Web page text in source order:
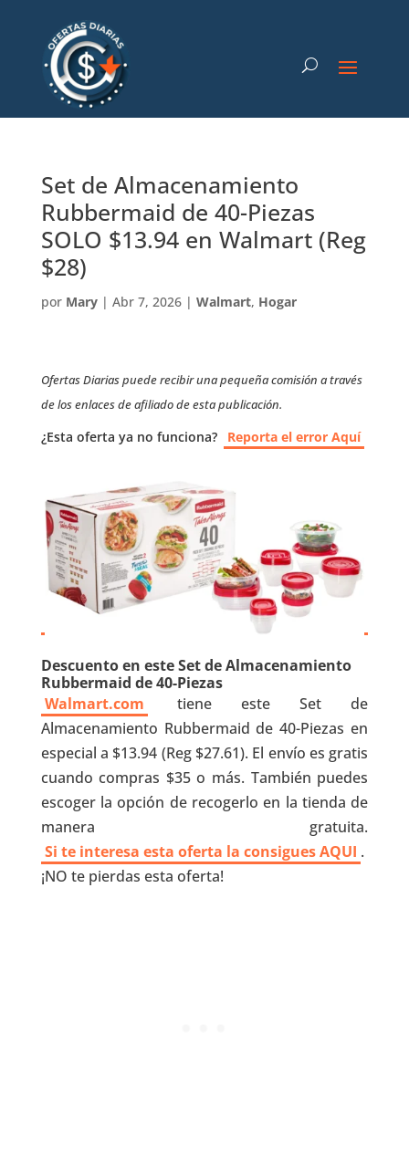
Set de Almacenamiento
Rubbermaid de 40-Piezas
SOLO $13.94 en Walmart (Reg
$28)
por Mary| Abr 7, 2026| Walmart, Hogar
Ofertas Diarias puede recibir una pequeña comisión a través
de los enlaces de afiliado de esta publicación.
¿Esta oferta ya no funciona? Reporta el error Aquí
Descuento en este Set de Almacenamiento
Rubbermaid de 40-Piezas
Walmart.com
tiene este Set de
Almacenamiento Rubbermaid de 40-Piezas en
especial a $13.94 (Reg $27.61). El envío es gratis
cuando compras $35 o más. También puedes
escoger la opción de recogerlo en la tienda de
manera gratuita.
Si te interesa esta oferta la consigues AQUI .
¡NO te pierdas esta oferta!